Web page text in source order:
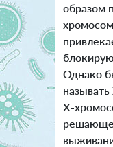
образом
Однако
Х-